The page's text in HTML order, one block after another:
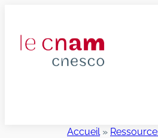
contenu
Accueil»